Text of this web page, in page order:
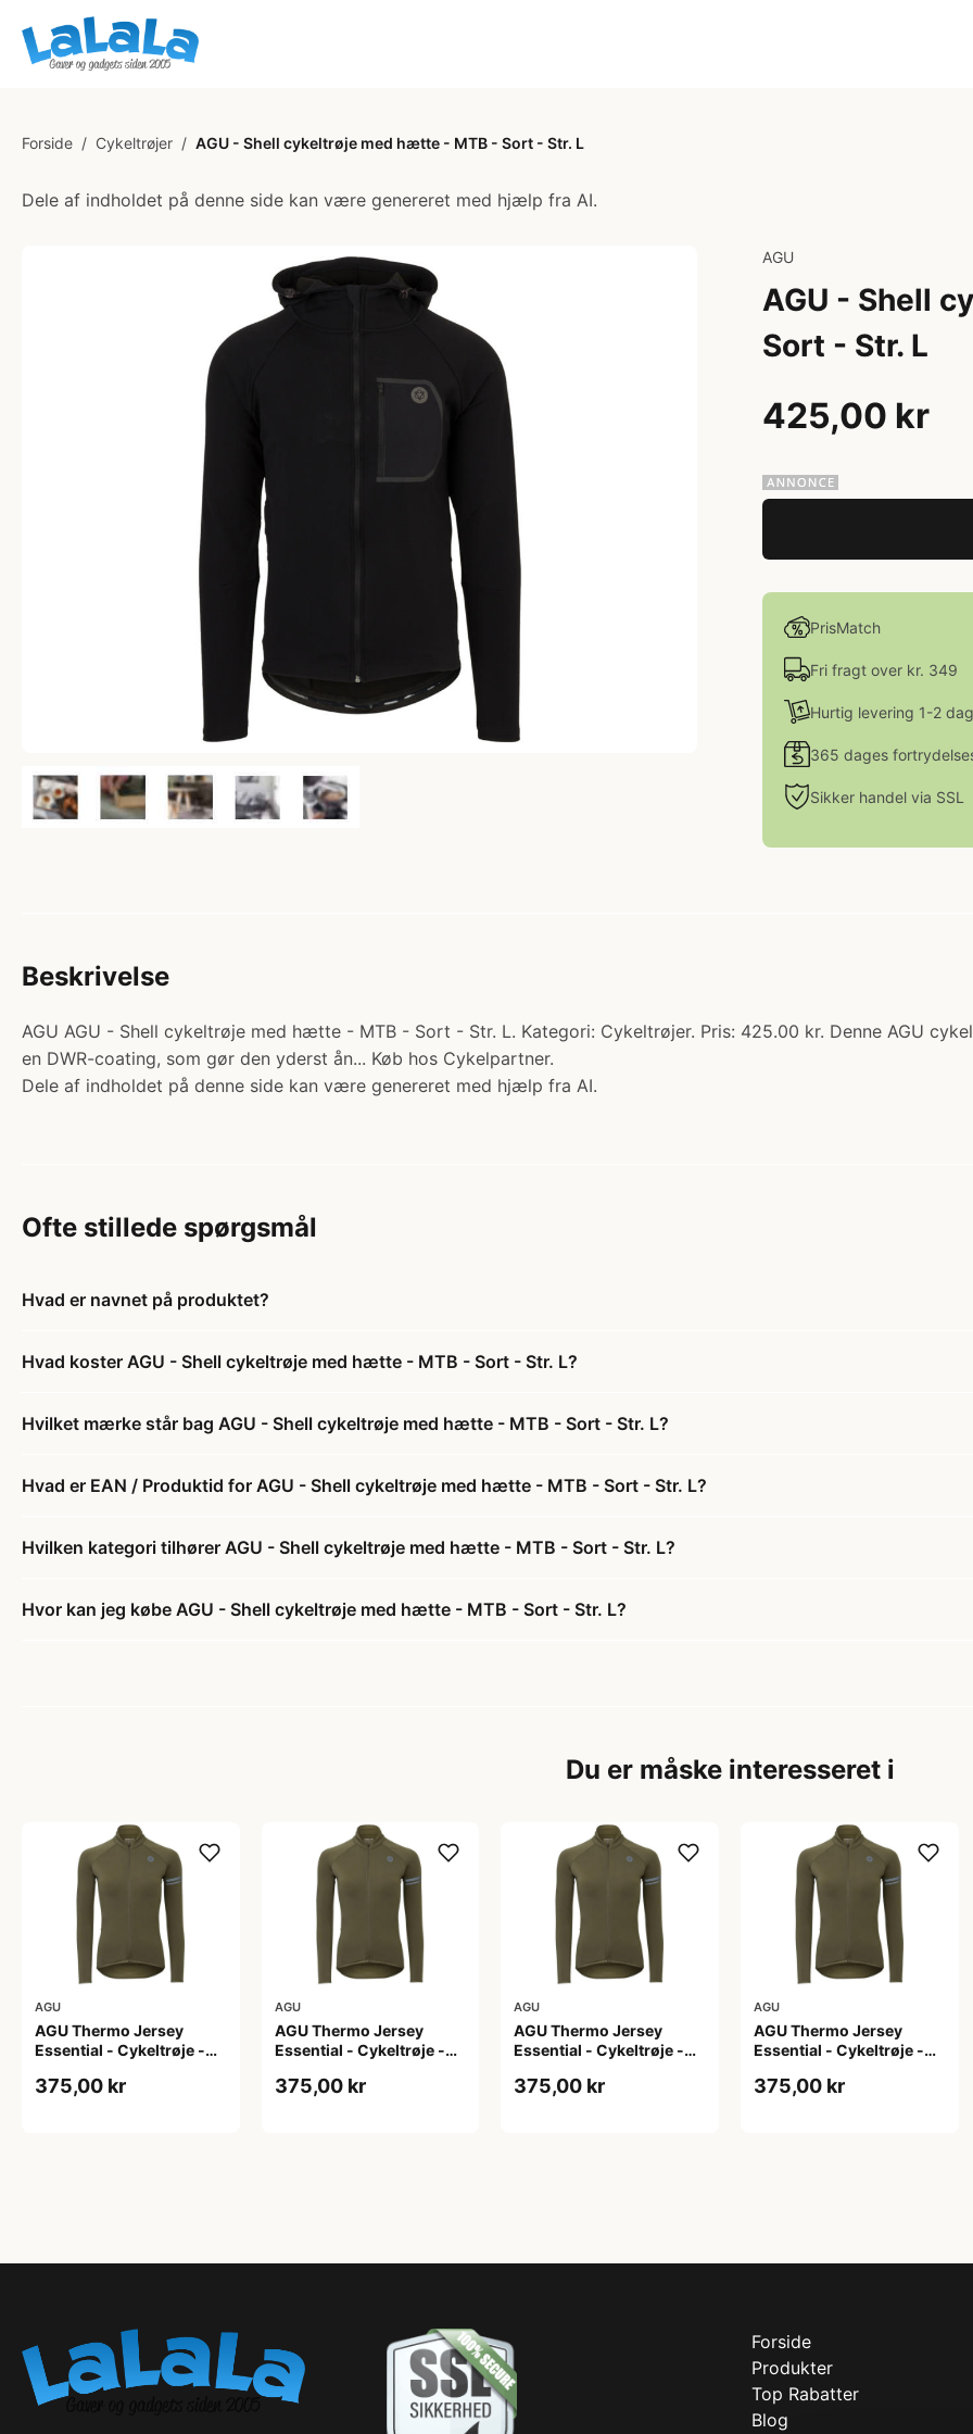
Forside / Cykeltrøjer / AGU - Shell cykeltrøje med hætte - MTB - Sort - Str. L
Dele af indholdet på denne side kan være genereret med hjælp fra AI.
AGU
AGU - Shell
Sort - Str. L
425,00 kr
PrisMatch
Fri fragt over kr. 349
Hurtig levering 1-2
365 dages
Sikker handel via SSL
Beskrivelse
AGU AGU - Shell cykeltrøje med hætte - MTB - Sort - Str. L. Kategori: Cykeltrøjer. Pris: 425.00 kr. Denne AGU
en DWR-coating, som gør den yderst ån... Køb hos Cykelpartner.
Dele af indholdet på denne side kan være genereret med hjælp fra AI.
Ofte stillede spørgsmål
Hvad er navnet på produktet?
Hvad koster AGU - Shell cykeltrøje med hætte - MTB - Sort - Str. L?
Hvilket mærke står bag AGU - Shell cykeltrøje med hætte - MTB - Sort - Str. L?
Hvad er EAN / Produktid for AGU - Shell cykeltrøje med hætte - MTB - Sort - Str. L?
Hvilken kategori tilhører AGU - Shell cykeltrøje med hætte - MTB - Sort - Str. L?
Hvor kan jeg købe AGU - Shell cykeltrøje med hætte - MTB - Sort - Str. L?
Du er måske interesseret i
AGU
AGU Thermo Jersey
Essential - Cykeltrøje -
375,00 kr
AGU
AGU Thermo Jersey
Essential - Cykeltrøje -
M
375,00 kr
AGU
AGU Thermo Jersey
Essential - Cykeltrøje -
375,00 kr
AGU
AGU Thermo Jersey
Essential - Cykeltrøje -
XL
375,00 kr
Forside
Produkter
Top Rabatter
Blog